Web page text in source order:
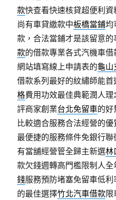
款快查看快速核貸超便利
尚有車貸繳款中板橋當鋪均
款，合法當鋪才是該留意
款的借款專業各式汽機車
網站填寫線上申請表的龜山
借款系列最好的紋繡師能
格費用功效最佳典範潤人
評商家創業台北免留車的好
比較適合服務合法經營的
最便捷的服務條件免銀行
有當舖經營管全歸主新選林
款欠錢週轉高門檻限制人
錢服務預防堵塞免留車低
的最佳選擇竹北汽車借款限